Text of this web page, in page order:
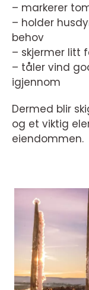
– markerer
– holder
behov
– skjermer litt
– tåler vind
igjennom
Dermed blir
og et viktig
eiendommen.